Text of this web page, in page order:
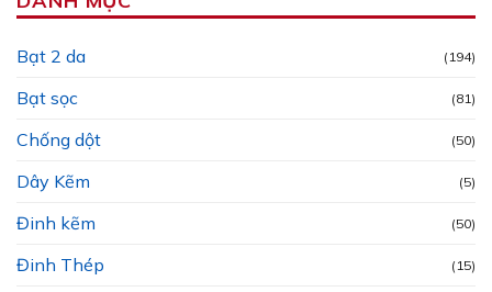
Bạt 2 da (194)
Bạt sọc (81)
Chống dột (50)
Dây Kẽm (5)
Đinh kẽm (50)
Đinh Thép (15)